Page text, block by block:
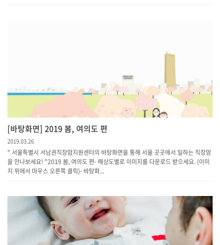
[바탕화면] 2019 봄, 여의도 편
2019.03.26
" 서울특별시 서남권직장맘지원센터의 바탕화면을 통해 서울 곳곳에서 일하는 직장맘
을 만나보세요! "2019 봄, 여의도 편- 해상도별로 이미지를 다운로드 받으세요. (이미
지 위에서 마우스 오른쪽 클릭)- 바탕화...